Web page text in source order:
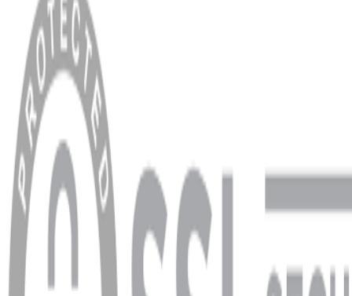
Anasayfa
Hakkımızda
Blog
MÜŞTERİ HİZMETLERİ
Hesabım
Sipariş Sorgulama
Banka Hesap Bilgileri
YARDIM VE DESTEK
Ödeme ve Teslimat Şartları
Garanti ve İade Şartları
info@dukkanhifi.com
0850 441 40 44